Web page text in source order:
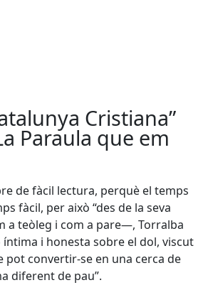
Cristiana”
Paraula que em
de fàcil lectura, perquè el temps
fàcil, per això “des de la seva
a teòleg i com a pare—, Torralba
i honesta sobre el dol, viscut
pot convertir-se en una cerca de
diferent de pau”.